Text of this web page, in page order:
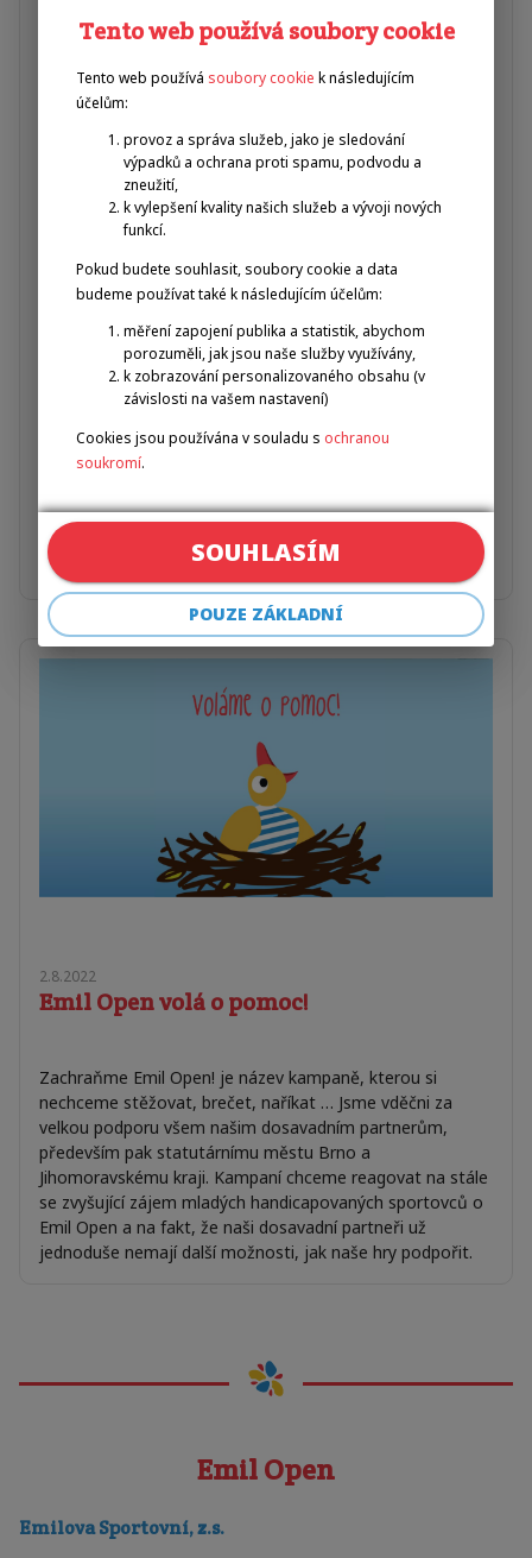
Zakládáme Klub ambasadorů Emil Open
handicapované mládeže, inicioval Josef Středula vznik
Klubu ambasadorů. Společně s prezidentem Emil Open
Procházkou byla myšlenka rozvinuta a Vy nyní můžete
zjistit více. Proč klub vznikl, za jakým účelem a jaká je
myšlenka? To se dozvíte v krátkém úvodním videu.
2.8.2022
Emil Open volá o pomoc!
Zachraňme Emil Open! je název kampaně, kterou si
nechceme stěžovat, brečet, naříkat … Jsme vděčni za
velkou podporu všem našim dosavadním partnerům,
především pak statutárnímu městu Brno a
Jihomoravskému kraji. Kampaní chceme reagovat na stále
se zvyšující zájem mladých handicapovaných sportovců o
Emil Open a na fakt, že naši dosavadní partneři už
jednoduše nemají další možnosti, jak naše hry podpořit.
Emil Open
Emilova Sportovní, z.s.
Tento web používá soubory cookie
Tento web používá soubory cookie k následujícím
účelům:
provoz a správa služeb, jako je sledování
výpadků a ochrana proti spamu, podvodu a
zneužití,
k vylepšení kvality našich služeb a vývoji nových
funkcí.
Pokud budete souhlasit, soubory cookie a data
budeme používat také k následujícím účelům:
měření zapojení publika a statistik, abychom
porozuměli, jak jsou naše služby využívány,
k zobrazování personalizovaného obsahu (v
závislosti na vašem nastavení)
Cookies jsou používána v souladu s ochranou
soukromí.
POUZE ZÁKLADNÍ
SOUHLASÍM